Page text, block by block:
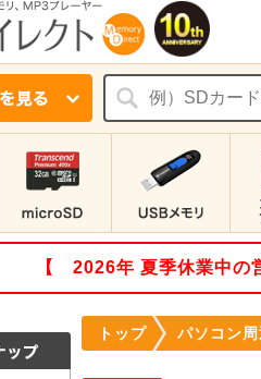
【 2026年 夏季休業中の
トップ パソコン